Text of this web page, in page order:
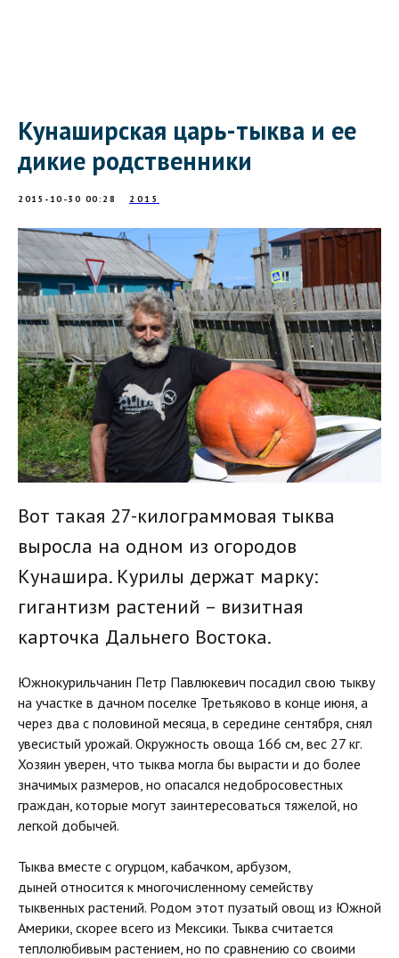
Кунаширская царь-тыква и ее
дикие родственники
2015-10-30 00:28 2015
Вот такая 27-килограммовая тыква
выросла на одном из огородов
Кунашира. Курилы держат марку:
гигантизм растений – визитная
карточка Дальнего Востока.
Южнокурильчанин Петр Павлюкевич посадил свою тыкву
на участке в дачном поселке Третьяково в конце июня, а
через два с половиной месяца, в середине сентября, снял
увесистый урожай. Окружность овоща 166 см, вес 27 кг.
Хозяин уверен, что тыква могла бы вырасти и до более
значимых размеров, но опасался недобросовестных
граждан, которые могут заинтересоваться тяжелой, но
легкой добычей.
Тыква вместе с огурцом, кабачком, арбузом,
дыней относится к многочисленному семейству
тыквенных растений. Родом этот пузатый овощ из Южной
Америки, скорее всего из Мексики. Тыква считается
теплолюбивым растением, но по сравнению со своими